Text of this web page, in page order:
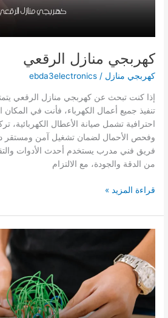
كهربجي منازل الرقعي
كهربجي منازل /
ebda3electronics
إذا كنت تبحث عن كهربجي منازل الرقعي
تنفيذ جميع أعمال الكهرباء، فأنت في
احترافية تشمل صيانة الأعطال الكهربائية،
وفحص الأحمال لضمان تشغيل آمن ومستقر
فريق فني مدرب يستخدم أحدث الأدوات
من الدقة والجودة، مع الالتزام
كهربجي
الرقعي
قراءة المزيد »